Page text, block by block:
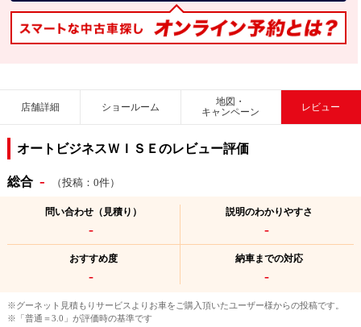
店舗詳細 ショールーム
地図・
キャンペーン
レビュー
オートビジネスＷＩＳＥのレビュー評価
総合 - （投稿：0件）
問い合わせ（見積り）
-
説明のわかりやすさ
-
おすすめ度
-
納車までの対応
-
※グーネット見積もりサービスよりお車をご購入頂いたユーザー様からの投稿です。
※「普通＝3.0」が評価時の基準です